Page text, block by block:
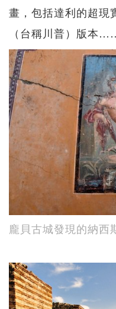
畫，包括達利的超現
（台稱川普）版本
龐貝古城發現的納西